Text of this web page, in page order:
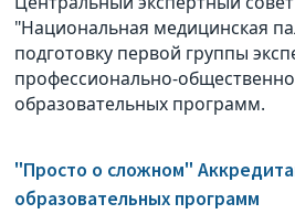
"Национальная медицинская
подготовку первой группы
профессионально-
образовательных программ.
"Просто о сложном"
образовательных программ